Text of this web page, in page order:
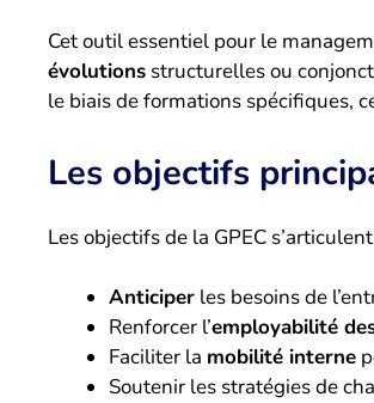
Cet outil essentiel pour le
évolutions structurelles ou
le biais de formations spécifiques,
Les objectifs
Les objectifs de la GPEC
Anticiper les besoins de
Renforcer l’employabilité
Faciliter la mobilité interne
Soutenir les stratégies de